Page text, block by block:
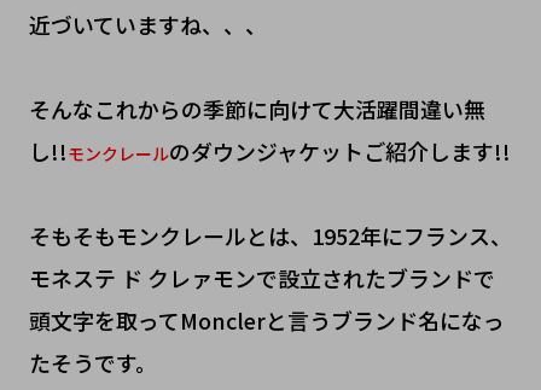
近づいていますね、、、
そんなこれからの季節に向けて大活躍間違い無
し!!モンクレールのダウンジャケットご紹介します!!
そもそもモンクレールとは、1952年にフランス、
モネステ ド クレァモンで設立されたブランドで
頭文字を取ってMonclerと言うブランド名になっ
たそうです。